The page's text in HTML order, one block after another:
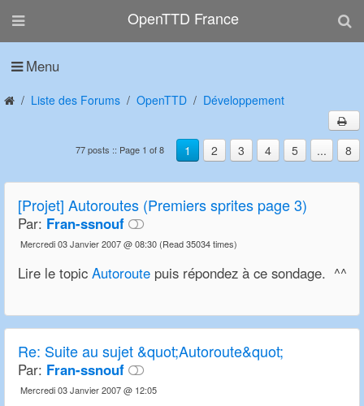
OpenTTD France
Menu
Liste des Forums OpenTTD Développement
1 2 3 4 5 ... 8
77 posts :: Page 1 of 8
[Projet] Autoroutes (Premiers sprites page 3)
Par: Fran-ssnouf
Mercredi 03 Janvier 2007 @ 08:30 (Read 35034 times)
Lire le topic Autoroute puis répondez à ce sondage. ^^
Re: Suite au sujet &quot;Autoroute&quot;
Par: Fran-ssnouf
Mercredi 03 Janvier 2007 @ 12:05